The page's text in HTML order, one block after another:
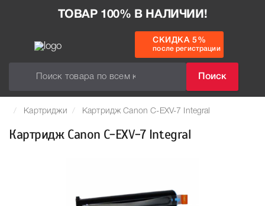
ТОВАР 100% В НАЛИЧИИ!
Поиск
СКИДКА 5%
после регистрации
Картриджи Картридж Canon C-EXV-7 Integral
Картридж Canon C-EXV-7 Integral